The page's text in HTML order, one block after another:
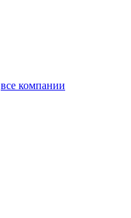
все компании